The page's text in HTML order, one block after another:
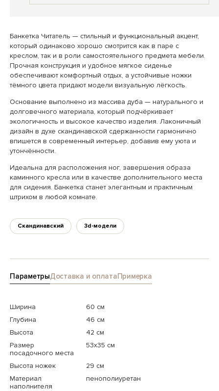
Банкетка Читатель — стильный и функциональный акцент,
который одинаково хорошо смотрится как в паре с
креслом, так и в роли самостоятельного предмета мебели.
Прочная конструкция и удобное мягкое сиденье
обеспечивают комфортный отдых, а устойчивые ножки
тёмного цвета придают модели визуальную лёгкость.
Основание выполнено из массива дуба — натурального и
долговечного материала, который подчёркивает
экологичность и высокое качество изделия. Лаконичный
дизайн в духе скандинавской сдержанности гармонично
впишется в современный интерьер, добавив ему уюта и
утончённости.
Идеальна для расположения ног, завершения образа
каминного кресла или в качестве дополнительного места
для сидения. Банкетка станет элегантным и практичным
штрихом в любой комнате.
Скандинавский 3d-модели
ПараметрыДоставка и оплатаПримерка
Ширина
60 см
Глубина
46 см
Высота
42 см
Размер
посадочного места
53x35 см
Высота ножек
29 см
Материал
наполнителя
пенополиуретан